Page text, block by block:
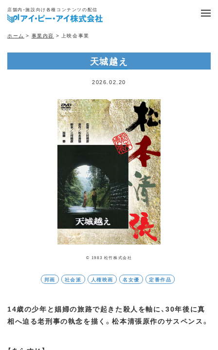
店舗内・施設向け各種コンテンツの配信
ホーム > 事業内容 > 上映会事業
天城越え
2026.02.20
© 1983 松竹株式会社
邦画 社会派 人権映画 名女優 定番作品
14歳の少年と娼婦の旅路で起きた殺人を軸に、30年後に真
相へ迫る老刑事の執念を描く。松本清張原作のサスペンス。